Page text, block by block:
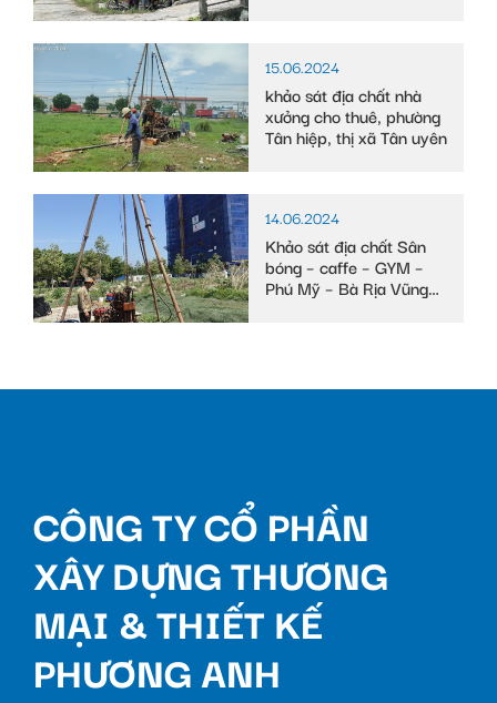
15.06.2024
khảo sát địa chất nhà
xưởng cho thuê, phường
Tân hiệp, thị xã Tân uyên
14.06.2024
Khảo sát địa chất Sân
bóng – caffe – GYM –
Phú Mỹ – Bà Rịa Vũng
CÔNG TY CỔ PHẦN
XÂY DỰNG THƯƠNG
MẠI & THIẾT KẾ
PHƯƠNG ANH